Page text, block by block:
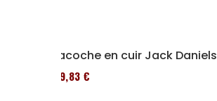
Sacoche en cuir Jack Daniels
119,83 €